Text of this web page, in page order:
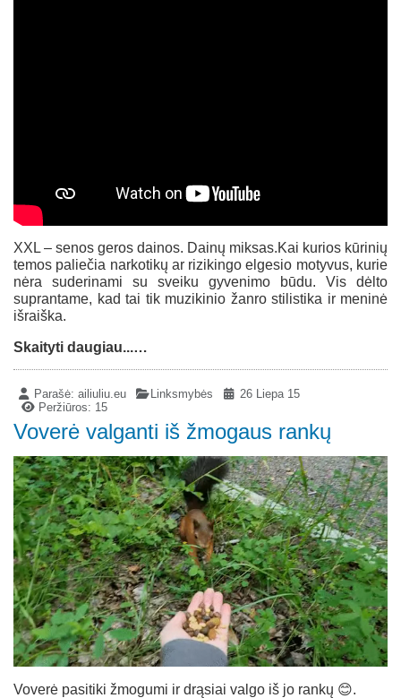
XXL – senos geros dainos. Dainų miksas.Kai kurios kūrinių
temos paliečia narkotikų ar rizikingo elgesio motyvus, kurie
nėra suderinami su sveiku gyvenimo būdu. Vis dėlto
suprantame, kad tai tik muzikinio žanro stilistika ir meninė
išraiška.
Skaityti daugiau...…
Parašė:ailiuliu.eu Linksmybės
26 Liepa 15
Peržiūros: 15
Voverė valganti iš žmogaus rankų
Voverė pasitiki žmogumi ir drąsiai valgo iš jo rankų 😊.